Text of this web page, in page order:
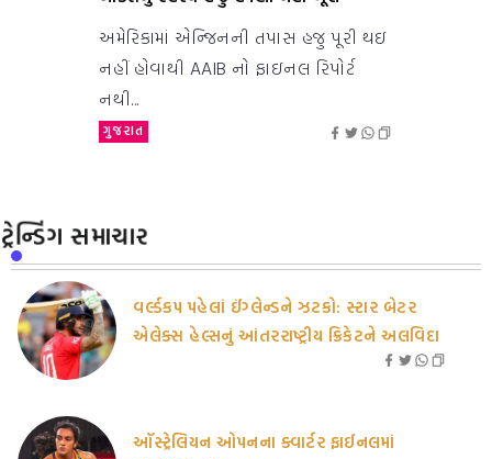
અમેરિકામાં એન્જિનની તપાસ હજુ પૂરી થઇ
નહીં હોવાથી AAIB નો ફાઇનલ રિપોર્ટ
નથી...
ગુજરાત
ટ્રેન્ડિંગ સમાચાર
વર્લ્ડકપ પહેલાં ઈંગ્લેન્ડને ઝટકો: સ્ટાર બેટર
એલેક્સ હેલ્સનું આંતરરાષ્ટ્રીય ક્રિકેટને અલવિદા
ઑસ્ટ્રેલિયન ઓપનના ક્વાર્ટર ફાઈનલમાં